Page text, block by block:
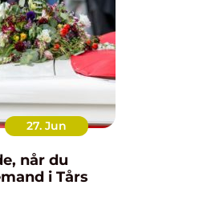
27. Jun
når du
i Tårs